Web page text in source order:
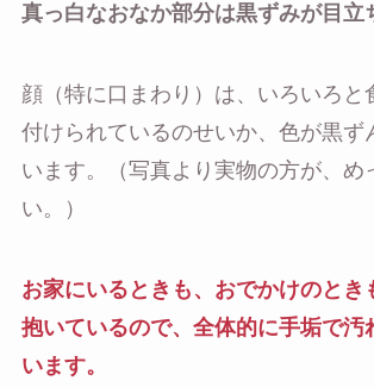
真っ白なおなか部分は黒ずみが目立
顔（特に口まわり）は、いろいろと
付けられているのせいか、色が黒ず
います。（写真より実物の方が、め
い。）
お家にいるときも、おでかけのとき
抱いているので、全体的に手垢で汚
います。